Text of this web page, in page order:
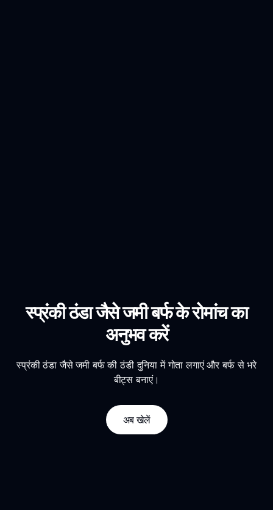
स्प्रंकी ठंडा जैसे जमी बर्फ के रोमांच का
अनुभव करें
स्प्रंकी ठंडा जैसे जमी बर्फ की ठंडी दुनिया में गोता लगाएं और बर्फ से भरे
बीट्स बनाएं।
अब खेलें